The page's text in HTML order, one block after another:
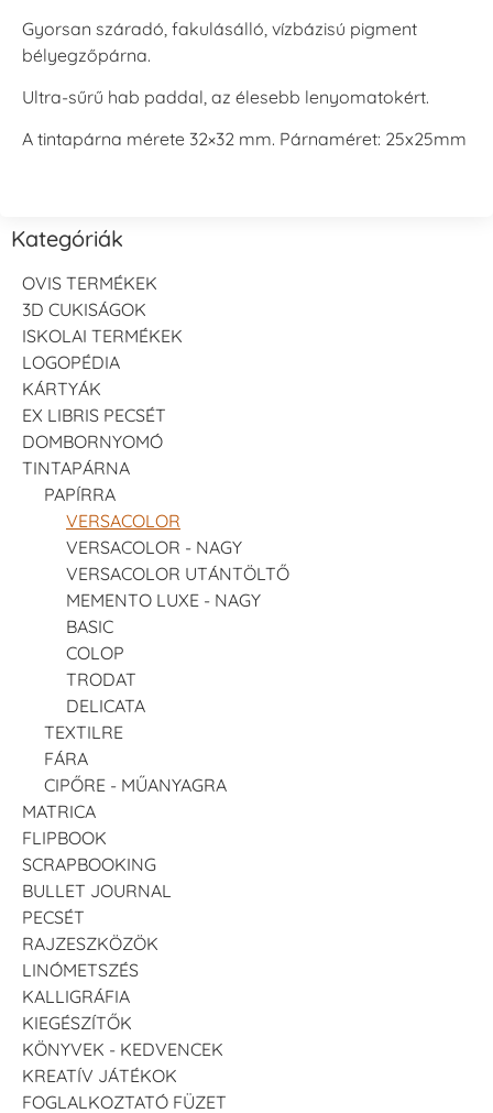
Gyorsan száradó, fakulásálló, vízbázisú pigment
bélyegzőpárna.
Ultra-sűrű hab paddal, az élesebb lenyomatokért.
A tintapárna mérete 32×32 mm. Párnaméret: 25x25mm
Kategóriák
OVIS TERMÉKEK
3D CUKISÁGOK
ISKOLAI TERMÉKEK
LOGOPÉDIA
KÁRTYÁK
EX LIBRIS PECSÉT
DOMBORNYOMÓ
TINTAPÁRNA
PAPÍRRA
VERSACOLOR
VERSACOLOR - NAGY
VERSACOLOR UTÁNTÖLTŐ
MEMENTO LUXE - NAGY
BASIC
COLOP
TRODAT
DELICATA
TEXTILRE
FÁRA
CIPŐRE - MŰANYAGRA
MATRICA
FLIPBOOK
SCRAPBOOKING
BULLET JOURNAL
PECSÉT
RAJZESZKÖZÖK
LINÓMETSZÉS
KALLIGRÁFIA
KIEGÉSZÍTŐK
KÖNYVEK - KEDVENCEK
KREATÍV JÁTÉKOK
FOGLALKOZTATÓ FÜZET